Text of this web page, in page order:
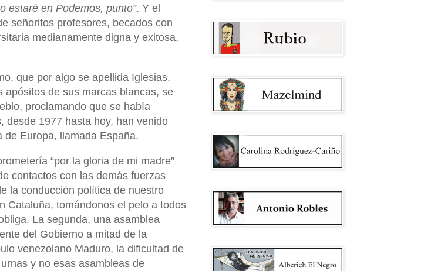
estaré en Podemos, punto”. Y el
señoritos profesores, becados con
medianamente digna y exitosa,
que por algo se apellida Iglesias.
apósitos de sus marcas blancas, se
proclamando que se había
desde 1977 hasta hoy, han venido
Europa, llamada España.
“por la gloria de mi madre”
contactos con las demás fuerzas
la conducción política de nuestro
Cataluña, tomándonos el pelo a todos
La segunda, una asamblea
del Gobierno a mitad de la
venezolano Maduro, la dificultad de
y no esas asambleas de